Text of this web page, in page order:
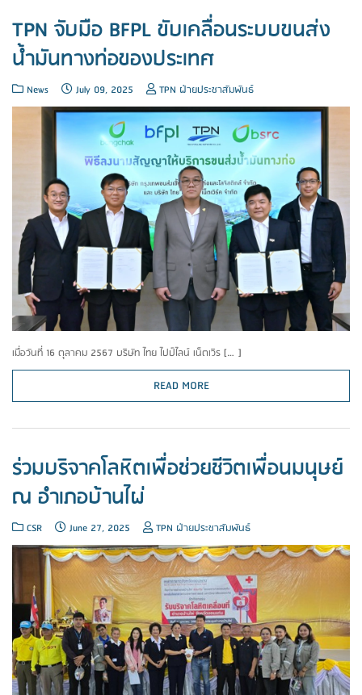
TPN จับมือ BFPL ขับเคลื่อนระบบขนส่ง
น้ำมันทางท่อของประเทศ
News July 09, 2025 TPN ฝ่ายประชาสัมพันธ์
เมื่อวันที่ 16 ตุลาคม 2567 บริษัท ไทย ไปป์ไลน์ เน็ตเวิร […]
READ MORE
ร่วมบริจาคโลหิตเพื่อช่วยชีวิตเพื่อนมนุษย์
ณ อำเภอบ้านไผ่
CSR June 27, 2025 TPN ฝ่ายประชาสัมพันธ์